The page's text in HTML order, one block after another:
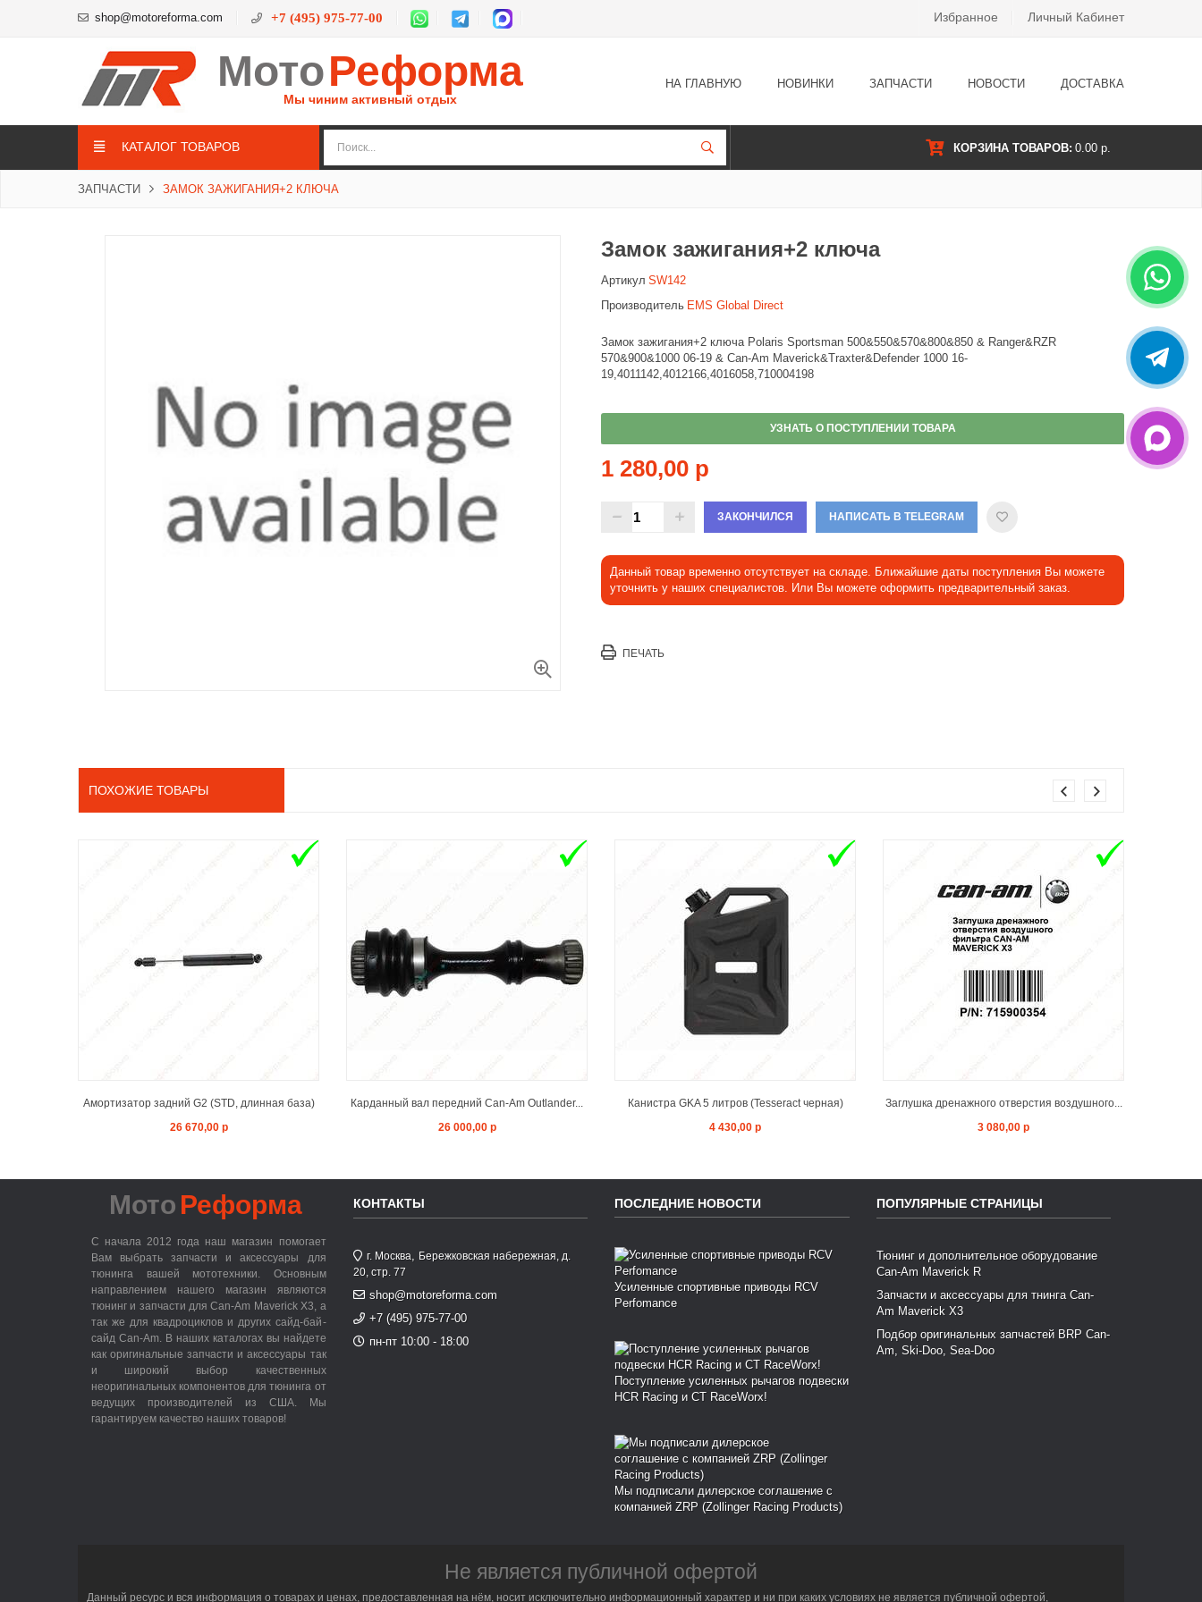
shop@motoreforma.com +7 (495) 975-77-00 Избранное Личный Кабинет
МотоРеформа
Мы чиним активный отдых
НА ГЛАВНУЮ НОВИНКИ ЗАПЧАСТИ НОВОСТИ ДОСТАВКА
КАТАЛОГ ТОВАРОВ КОРЗИНА ТОВАРОВ: 0.00 р.
ЗАПЧАСТИ ЗАМОК ЗАЖИГАНИЯ+2 КЛЮЧА
Замок зажигания+2 ключа
Артикул SW142
Производитель EMS Global Direct
Замок зажигания+2 ключа Polaris Sportsman 500&550&570&800&850 & Ranger&RZR
570&900&1000 06-19 & Can-Am Maverick&Traxter&Defender 1000 16-
19,4011142,4012166,4016058,710004198
УЗНАТЬ О ПОСТУПЛЕНИИ ТОВАРА
1 280,00 р
ЗАКОНЧИЛСЯ НАПИСАТЬ В TELEGRAM
Данный товар временно отсутствует на складе. Ближайшие даты поступления Вы можете
уточнить у наших специалистов. Или Вы можете оформить предварительный заказ.
ПЕЧАТЬ
ПОХОЖИЕ ТОВАРЫ
Амортизатор задний G2 (STD, длинная база)
26 670,00 р
Карданный вал передний Can-Am Outlander...
26 000,00 р
ADD TO CART
Канистра GKA 5 литров (Tesseract черная)
4 430,00 р
ADD TO CART
Заглушка дренажного отверстия воздушного...
3 080,00 р
ADD TO CART
Мото Реформа
С начала 2012 года наш магазин помогает
Вам выбрать запчасти и аксессуары для
тюнинга вашей мототехники. Основным
направлением нашего магазин являются
тюнинг и запчасти для Can-Am Maverick X3, а
так же для квадроциклов и других сайд-бай-
сайд Can-Am. В наших каталогах вы найдете
как оригинальные запчасти и аксессуары так
и широкий выбор качественных
неоригинальных компонентов для тюнинга от
ведущих производителей из США. Мы
гарантируем качество наших товаров!
КОНТАКТЫ
г. Москва, Бережковская набережная, д.
20, стр. 77
shop@motoreforma.com
+7 (495) 975-77-00
пн-пт 10:00 - 18:00
ПОСЛЕДНИЕ НОВОСТИ
Усиленные спортивные приводы RCV
Perfomance
Поступление усиленных рычагов подвески
HCR Racing и CT RaceWorx!
Мы подписали дилерское соглашение с
компанией ZRP (Zollinger Racing Products)
ПОПУЛЯРНЫЕ СТРАНИЦЫ
Тюнинг и дополнительное оборудование
Can-Am Maverick R
Запчасти и аксессуары для тнинга Can-
Am Maverick X3
Подбор оригинальных запчастей BRP Can-
Am, Ski-Doo, Sea-Doo
Не является публичной офертой
Данный ресурс и вся информация о товарах и ценах, предоставленная на нём, носит исключительно информационный характер и ни при каких условиях не является публичной офертой,